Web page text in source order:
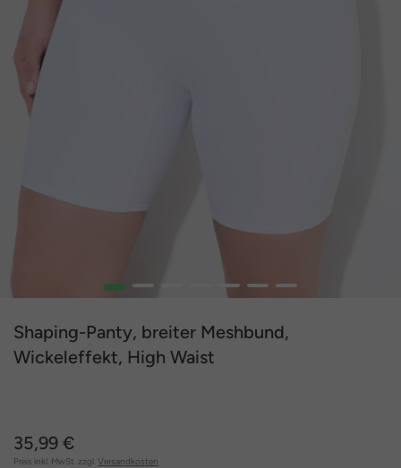
1 2 5 6 7
Shaping-Panty, breiter Meshbund,
Wickeleffekt, High Waist
35,99 €
Preis inkl. MwSt. zzgl. Versandkosten